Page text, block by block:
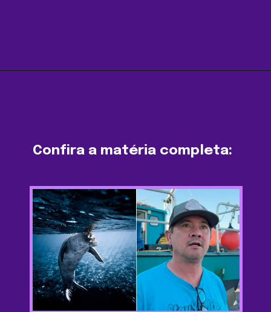
Confira a matéria completa: